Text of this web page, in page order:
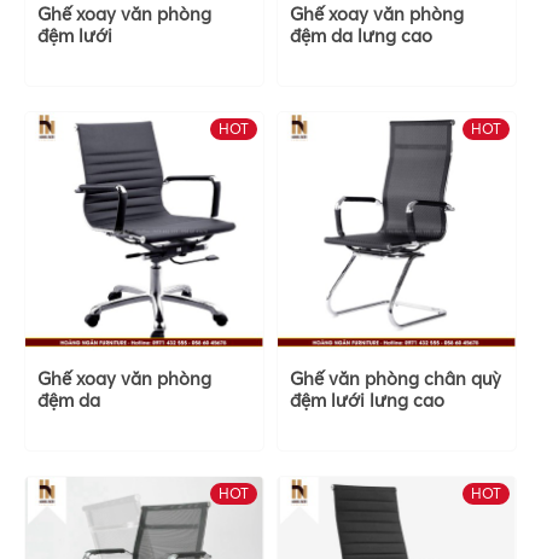
Ghế xoay văn phòng
đệm lưới
Ghế xoay văn phòng
đệm da lưng cao
HOT
Ghế xoay văn phòng
đệm da
HOT
Ghế văn phòng chân quỳ
đệm lưới lưng cao
HOT HOT